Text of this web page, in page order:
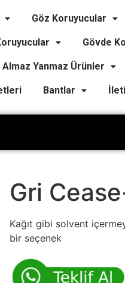
Göz Koruyucular
Gövde
Yanmaz Ürünler
Bantlar
Gri
Kağıt gibi solvent
bir seçenek